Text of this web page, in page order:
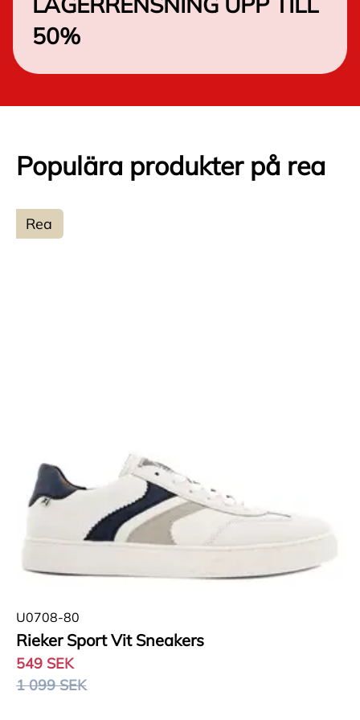
50%
Populära produkter på rea
Rea
U0708-80
Rieker Sport Vit Sneakers
549 SEK
1 099 SEK